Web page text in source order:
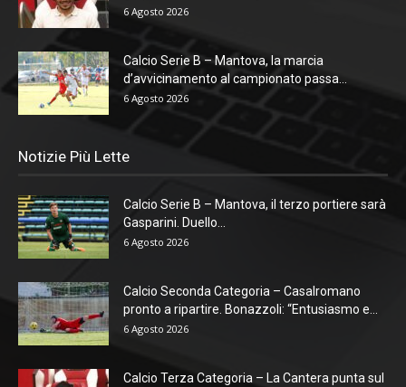
6 Agosto 2026
Calcio Serie B – Mantova, la marcia
d’avvicinamento al campionato passa...
6 Agosto 2026
Notizie Più Lette
Calcio Serie B – Mantova, il terzo portiere sarà
Gasparini. Duello...
6 Agosto 2026
Calcio Seconda Categoria – Casalromano
pronto a ripartire. Bonazzoli: “Entusiasmo e...
6 Agosto 2026
Calcio Terza Categoria – La Cantera punta sul